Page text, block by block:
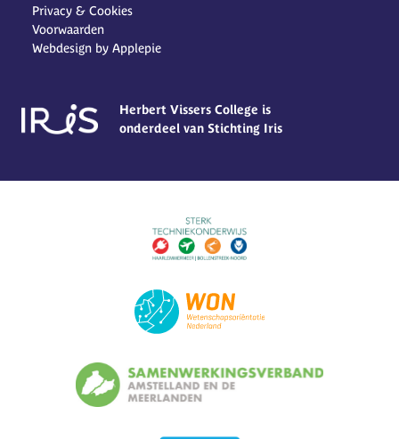
Privacy & Cookies
Voorwaarden
Webdesign by Applepie
Herbert Vissers College is
onderdeel van Stichting Iris